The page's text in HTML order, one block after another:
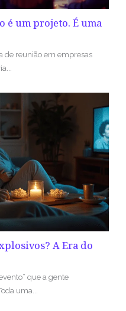
é um projeto. É uma
de reunião em empresas
A Era do
que a gente
uma...